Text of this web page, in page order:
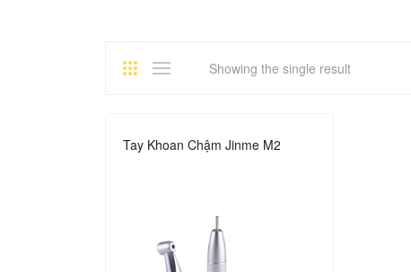
Showing the single result
Tay Khoan Chậm Jinme M2